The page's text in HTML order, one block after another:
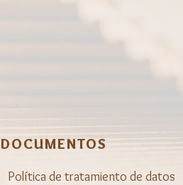
DOCUMENTOS
Política de tratamiento de datos